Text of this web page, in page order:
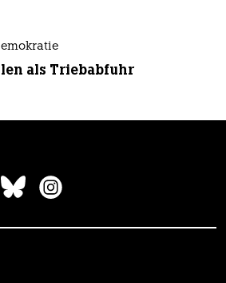
als Triebabfuhr